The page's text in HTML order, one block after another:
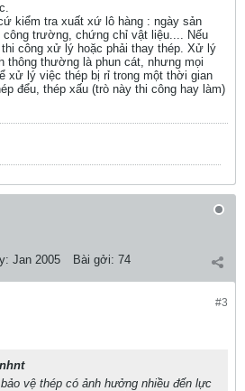
kiểm tra xuất xứ lô hàng : ngày sản
công trường, chứng chỉ vật liệu.... Nếu
công xử lý hoặc phải thay thép. Xử lý
thông thường là phun cát, nhưng mọi
xử lý việc thép bị rỉ trong một thời gian
đểu, thép xấu (trò này thi công hay làm)
Jan 2005 Bài gởi: 74
#3
vệ thép có ảnh hưởng nhiều đến lực